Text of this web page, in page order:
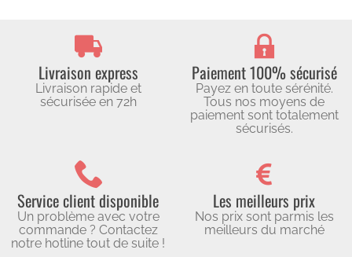
Livraison express
Livraison rapide et
sécurisée en 72h
Paiement 100% sécurisé
Payez en toute sérénité.
Tous nos moyens de
paiement sont totalement
sécurisés.
Service client disponible
Un problème avec votre
commande ? Contactez
notre hotline tout de suite !
Les meilleurs prix
Nos prix sont parmis les
meilleurs du marché